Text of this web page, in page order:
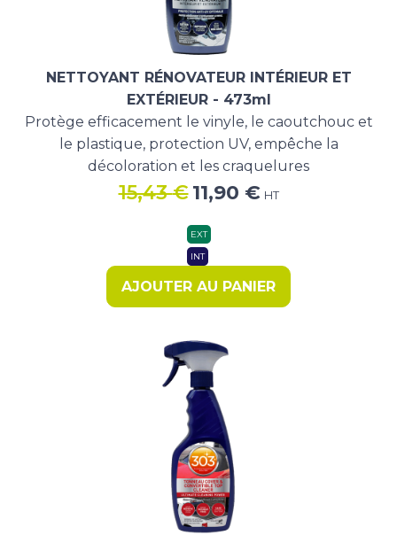
NETTOYANT RÉNOVATEUR INTÉRIEUR ET
EXTÉRIEUR - 473ml
Protège efficacement le vinyle, le caoutchouc et
le plastique, protection UV, empêche la
décoloration et les craquelures
15,43€ Le
initial
était :
11,90 €Le
11,90 €.
HT
EXT
INT
AJOUTER AU PANIER